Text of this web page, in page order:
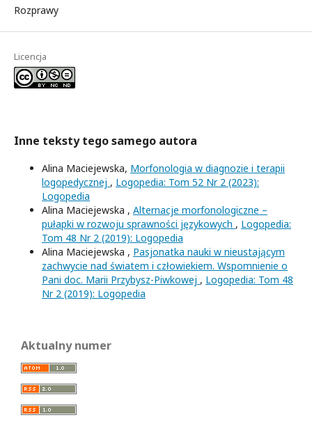
Rozprawy
Licencja
Inne teksty tego samego autora
Alina Maciejewska, Morfonologia w diagnozie i terapii
logopedycznej , Logopedia: Tom 52 Nr 2 (2023):
Logopedia
Alina Maciejewska , Alternacje morfonologiczne –
pułapki w rozwoju sprawności językowych , Logopedia:
Tom 48 Nr 2 (2019): Logopedia
Alina Maciejewska , Pasjonatka nauki w nieustającym
zachwycie nad światem i człowiekiem. Wspomnienie o
Pani doc. Marii Przybysz-Piwkowej , Logopedia: Tom 48
Nr 2 (2019): Logopedia
Aktualny numer